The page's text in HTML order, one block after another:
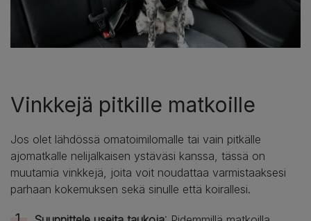
Vinkkejä pitkille matkoille
Jos olet lähdössä omatoimilomalle tai vain pitkälle
ajomatkalle nelijalkaisen ystäväsi kanssa, tässä on
muutamia vinkkejä, joita voit noudattaa varmistaaksesi
parhaan kokemuksen sekä sinulle että koirallesi.